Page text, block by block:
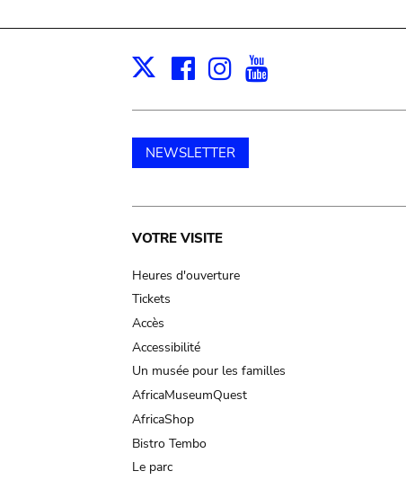
X Facebook
Instagram
NEWSLETTER
Main
navigation
VOTRE VISITE
Heures d'ouverture
Tickets
Accès
Accessibilité
Un musée pour les familles
AfricaMuseumQuest
AfricaShop
Bistro Tembo
Le parc